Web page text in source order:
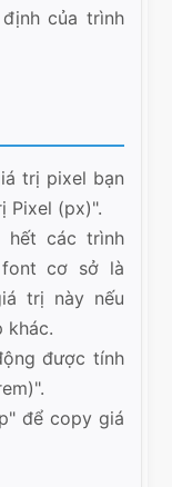
của trình
trị pixel bạn
Pixel (px)".
hết các trình
cơ sở là
trị này nếu
khác.
được tính
để copy giá